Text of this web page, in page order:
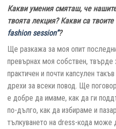
Какви умения смяташ, че
твоята лекция? Какви са
fashion session”?
Ще разкажа за моя опит
превърнах моя собствен, твърде
практичен и почти капсулен
дрехи за всеки повод. Ще
е добре да имаме, как да ги
по-дълго, как да избираме и
тълкуването на dress-кода може